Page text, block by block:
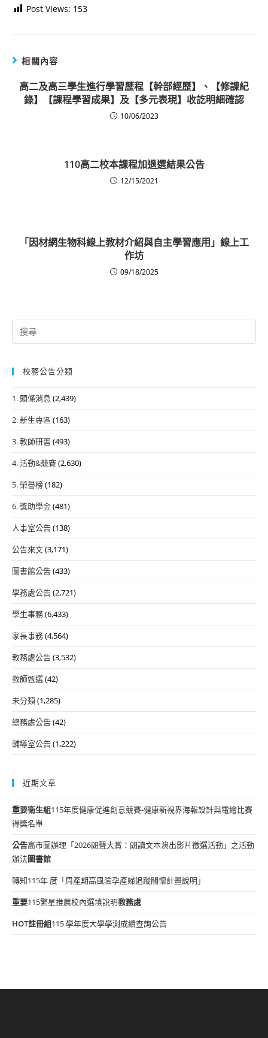
Post Views: 153
相關內容
高二及高三學生進行學習歷程【幹部經歷】、【修課紀
錄】【課程學習成果】及【多元表現】收訖明細確認
10/06/2023
110高二校本課程加退選結果公告
12/15/2021
「因材網生物科線上教材介紹與自主學習應用」線上工
作坊
09/18/2025
Search
for:
校務公告分類
1. 頭條消息 (2,439)
2. 新生專區 (163)
3. 教師研習 (493)
4. 活動&競賽(2,630)
5. 榮譽榜(182)
6. 獎助學金(481)
人事室公告(138)
公告來文(3,171)
圖書館公告(433)
學務處公告(2,721)
學生事務(6,433)
家長事務(4,564)
教務處公告(3,532)
教師甄選(42)
未分類(1,285)
總務處公告(42)
輔導室公告(1,222)
近期文章
重要衛生組115年度健康促進創意競賽-健康新視界海報設計與電繪比賽
得獎名單
公告高市圖辦理「2026朗聲大賞：朗讀文本演出影片徵選活動」之活動
辦法圖書館
轉知115年 度「周產期高風險孕產婦追蹤關懷計畫說明」
重要115繁星推薦校內選填說明教務處
HOT註冊組115 學年度大學學測成績查詢公告